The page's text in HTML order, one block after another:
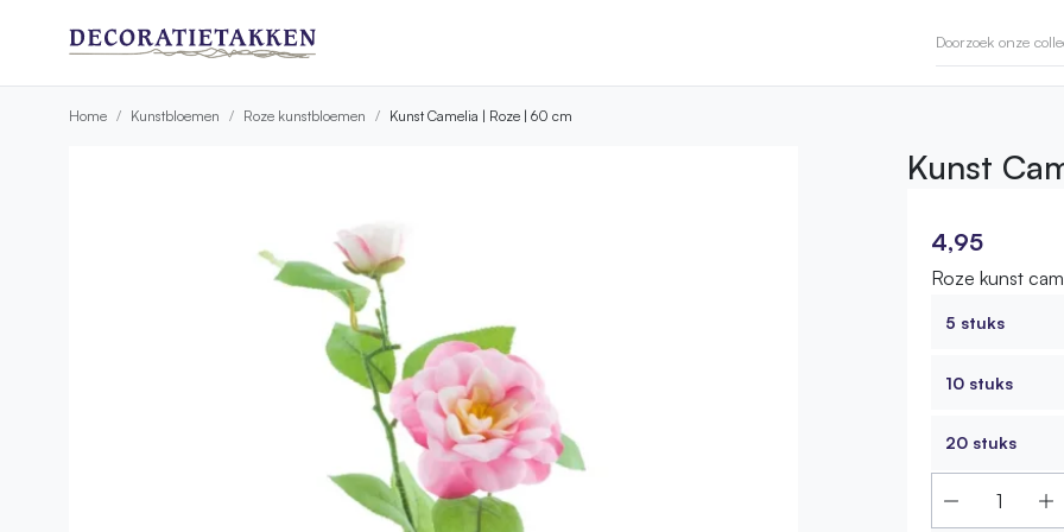
Home Kunstbloemen Roze kunstbloemen Kunst Camelia | Roze | 60 cm
Kunst
4,95
Roze kunst
5 stuks
10 stuks
20 stuks